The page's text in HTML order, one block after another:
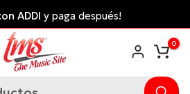
ADDI y paga después!
0